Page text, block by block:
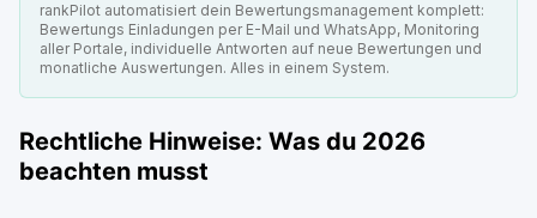
rankPilot automatisiert dein Bewertungsmanagement komplett:
Bewertungs Einladungen per E-Mail und WhatsApp, Monitoring
aller Portale, individuelle Antworten auf neue Bewertungen und
monatliche Auswertungen. Alles in einem System.
Rechtliche Hinweise: Was du 2026
beachten musst